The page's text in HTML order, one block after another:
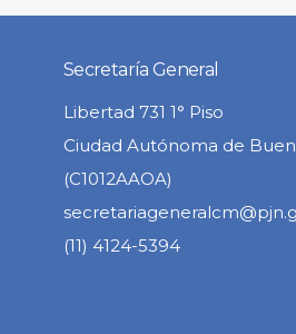
Secretaría General
Libertad 731 1° Piso
Ciudad Autónoma de
(C1012AAOA)
(11) 4124-5394